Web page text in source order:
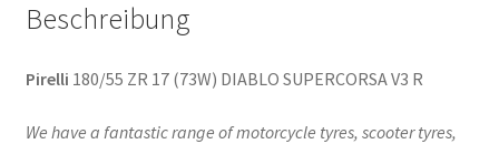
Beschreibung
Pirelli 180/55 ZR 17 (73W) DIABLO SUPERCORSA V3 R
We have a fantastic range of motorcycle tyres, scooter tyres,